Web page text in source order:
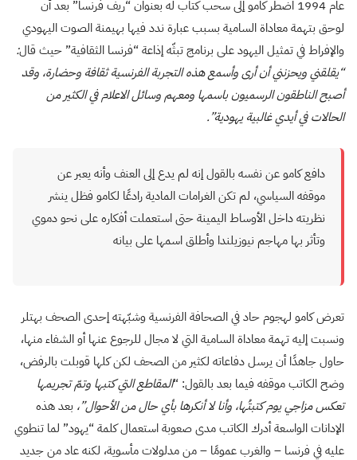
عام 1994 اضطر كامو إلى سحب كتاب له بعنوان “ريف فرنسا” بعد أن
لوحق بتهمة معاداة السامية بسبب عبارة ندد فيها بهيمنة الصوت اليهودي
والإفراط في تمثيل اليهود على برنامج تبثّه إذاعة “فرنسا الثقافية” حيث قال:
“يقلقني ويحزنني أن أرى وأسمع هذه التجربة الفرنسية ثقافة وحضارة، وقد
أصبح الناطقون الرسميون باسمها ومعهم وسائل الاعلام في الكثير من
الحالات في أيدي غالبية يهودية”.
دافع كامو عن نفسه بالقول إنه لم يدع إلى العنف وأنه يعبر عن
موقفه السياسي، لم تكن الغرامات المادية رادعًا لكامو فظل ينشر
نظريته داخل الأوساط اليمينة حتى استعملت أفكاره على نحو دموي
وتأثر بها مهاجم نيوزيلندا وأطلق اسمها على بيانه
تعرض كامو لهجوم حاد في الصحافة الفرنسية وشبّهته إحدى الصحف بهتلر
ونسبت إليه تهمة معاداة السامية التي لا مجال للرجوع عنها أو الشفاء منها،
حاول جاهدًا أن يرسل دفاعاته لكثير من الصحف لكن كلها قوبلت بالرفض،
وضح الكاتب موقفه فيما بعد بالقول: “المقاطع التي كتبها وتمّتجريمها
تعكس مزاجي يوم كتبتُها، وأنا لا أنكرها بأي حال من الأحوال”، بعد هذه
الإدانات الواسعة أدرك الكاتب مدى صعوبة استعمال كلمة “يهود” لما تنطوي
عليه في فرنسا – والغرب عمومًا – من مدلولات مأسوية، لكنه عاد من جديد